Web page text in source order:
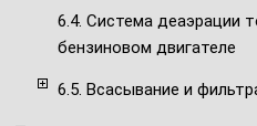
6.4. Система деаэрации
бензиновом двигателе
6.5. Всасывание и